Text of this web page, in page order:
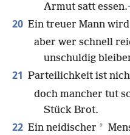
Armut satt essen.
20 Ein treuer Mann
aber wer schnell
unschuldig
21 Parteilichkeit ist
doch mancher tut
Stück Brot.
22 Ein neidischer *